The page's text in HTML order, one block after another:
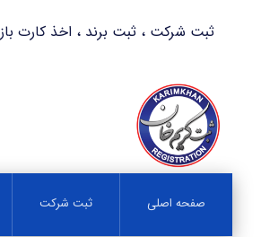
ثبت شرکت ، ثبت برند ، اخذ کارت بازرگانی و
صفحه اصلی ثبت شرکت